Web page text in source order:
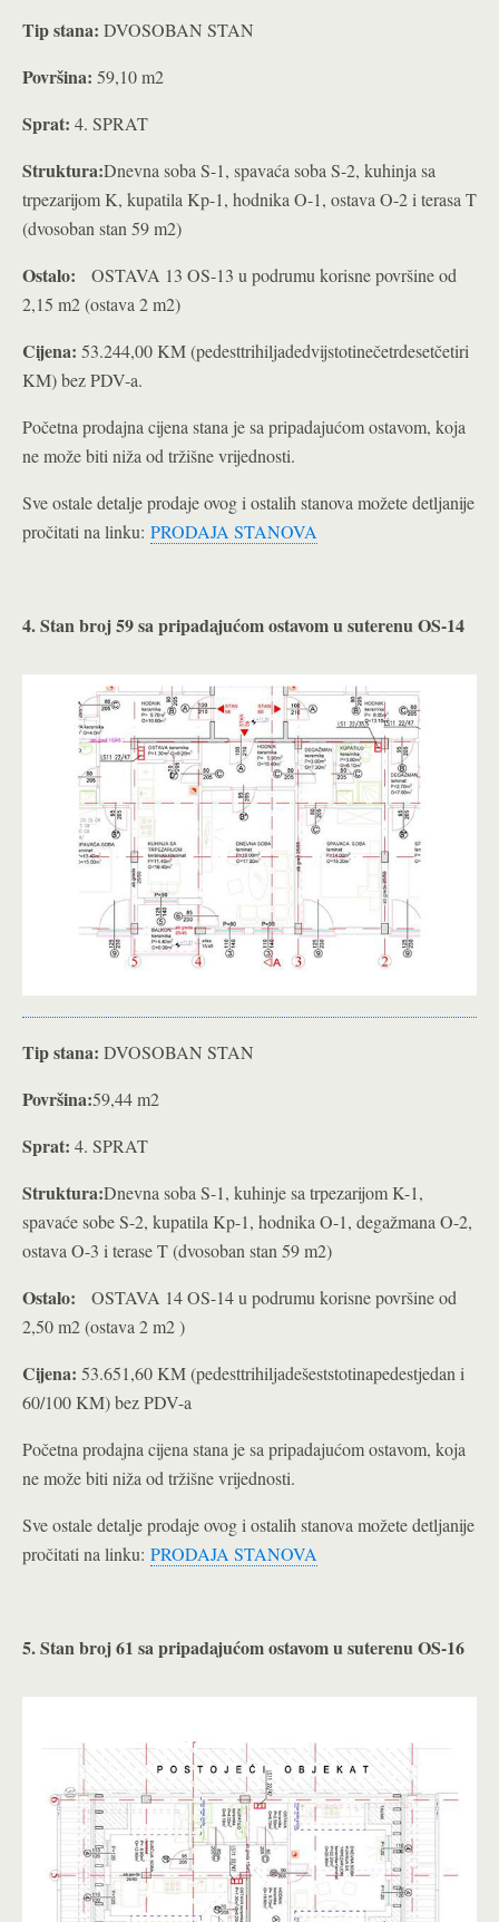
Tip stana: DVOSOBAN STAN
Površina: 59,10 m2
Sprat: 4. SPRAT
Struktura:Dnevna soba S-1, spavaća soba S-2, kuhinja sa
trpezarijom K, kupatila Kp-1, hodnika O-1, ostava O-2 i terasa T
(dvosoban stan 59 m2)
Ostalo: OSTAVA 13 OS-13 u podrumu korisne površine od
2,15 m2 (ostava 2 m2)
Cijena: 53.244,00 KM (pedesttrihiljadedvijstotinečetrdesetčetiri
KM) bez PDV-a.
Početna prodajna cijena stana je sa pripadajućom ostavom, koja
ne može biti niža od tržišne vrijednosti.
Sve ostale detalje prodaje ovog i ostalih stanova možete detljanije
pročitati na linku: PRODAJA STANOVA
4. Stan broj 59 sa pripadajućom ostavom u suterenu OS-14
Tip stana: DVOSOBAN STAN
Površina:59,44 m2
Sprat: 4. SPRAT
Struktura:Dnevna soba S-1, kuhinje sa trpezarijom K-1,
spavaće sobe S-2, kupatila Kp-1, hodnika O-1, degažmana O-2,
ostava O-3 i terase T (dvosoban stan 59 m2)
Ostalo: OSTAVA 14 OS-14 u podrumu korisne površine od
2,50 m2 (ostava 2 m2 )
Cijena: 53.651,60 KM (pedesttrihiljadešeststotinapedestjedan i
60/100 KM) bez PDV-a
Početna prodajna cijena stana je sa pripadajućom ostavom, koja
ne može biti niža od tržišne vrijednosti.
Sve ostale detalje prodaje ovog i ostalih stanova možete detljanije
pročitati na linku: PRODAJA STANOVA
5. Stan broj 61 sa pripadajućom ostavom u suterenu OS-16